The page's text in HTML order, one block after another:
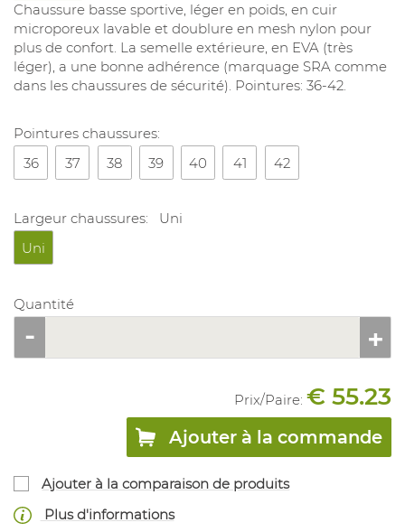
Chaussure basse sportive, léger en poids, en cuir
microporeux lavable et doublure en mesh nylon pour
plus de confort. La semelle extérieure, en EVA (très
léger), a une bonne adhérence (marquage SRA comme
dans les chaussures de sécurité). Pointures: 36-42.
Pointures chaussures:
36
37 38 39 40 41 42
Largeur chaussures:
Uni
Uni
Quantité
Prix/Paire: € 55.23
Ajouter à la commande
Ajouter à la comparaison de produits
Plus d'informations